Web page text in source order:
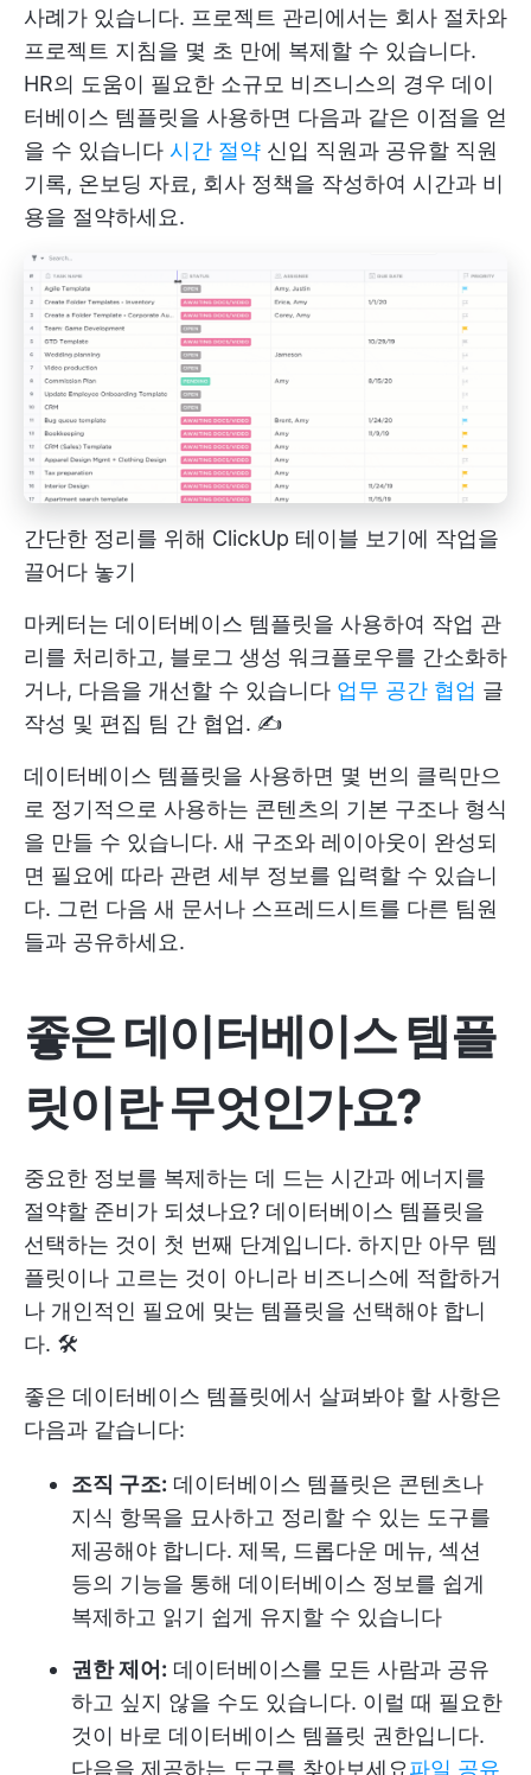
사례가 있습니다. 프로젝트 관리에서는 회사 절차와
프로젝트 지침을 몇 초 만에 복제할 수 있습니다.
HR의 도움이 필요한 소규모 비즈니스의 경우 데이
터베이스 템플릿을 사용하면 다음과 같은 이점을 얻
을 수 있습니다 시간 절약 신입 직원과 공유할 직원
기록, 온보딩 자료, 회사 정책을 작성하여 시간과 비
용을 절약하세요.
간단한 정리를 위해 ClickUp 테이블 보기에 작업을
끌어다 놓기
마케터는 데이터베이스 템플릿을 사용하여 작업 관
리를 처리하고, 블로그 생성 워크플로우를 간소화하
거나, 다음을 개선할 수 있습니다 업무 공간 협업 글
작성 및 편집 팀 간 협업. ✍️
데이터베이스 템플릿을 사용하면 몇 번의 클릭만으
로 정기적으로 사용하는 콘텐츠의 기본 구조나 형식
을 만들 수 있습니다. 새 구조와 레이아웃이 완성되
면 필요에 따라 관련 세부 정보를 입력할 수 있습니
다. 그런 다음 새 문서나 스프레드시트를 다른 팀원
들과 공유하세요.
좋은 데이터베이스 템플
릿이란 무엇인가요?
중요한 정보를 복제하는 데 드는 시간과 에너지를
절약할 준비가 되셨나요? 데이터베이스 템플릿을
선택하는 것이 첫 번째 단계입니다. 하지만 아무 템
플릿이나 고르는 것이 아니라 비즈니스에 적합하거
나 개인적인 필요에 맞는 템플릿을 선택해야 합니
다. 🛠️
좋은 데이터베이스 템플릿에서 살펴봐야 할 사항은
다음과 같습니다:
조직 구조: 데이터베이스 템플릿은 콘텐츠나
지식 항목을 묘사하고 정리할 수 있는 도구를
제공해야 합니다. 제목, 드롭다운 메뉴, 섹션
등의 기능을 통해 데이터베이스 정보를 쉽게
복제하고 읽기 쉽게 유지할 수 있습니다
권한 제어: 데이터베이스를 모든 사람과 공유
하고 싶지 않을 수도 있습니다. 이럴 때 필요한
것이 바로 데이터베이스 템플릿 권한입니다.
다음을 제공하는 도구를 찾아보세요파일 공유